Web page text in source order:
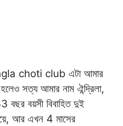
choti club এটা আমার
হলেও সত্য আমার নাম ঐন্দ্রিলা,
বয়সী বিবাহিত দুই
আর এখন 4 মাসের